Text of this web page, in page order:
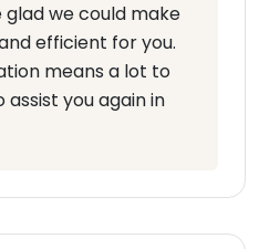
we could make
efficient for you.
means a lot to
assist you again in